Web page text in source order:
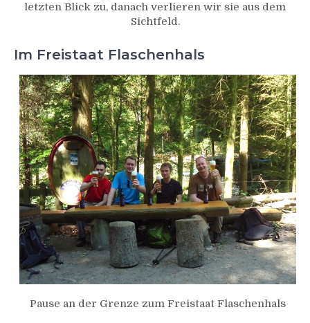
letzten Blick zu, danach verlieren wir sie aus dem
Sichtfeld.
Im Freistaat Flaschenhals
Pause an der Grenze zum Freistaat Flaschenhals